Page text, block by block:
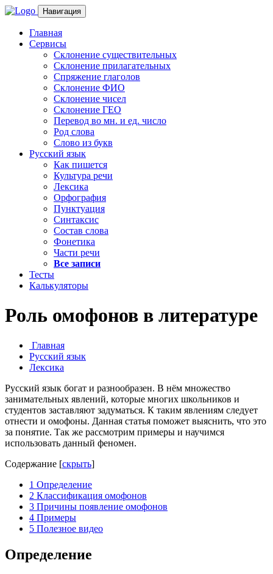
Навигация
Главная
Сервисы
Склонение существительных
Склонение прилагательных
Спряжение глаголов
Склонение ФИО
Склонение чисел
Склонение ГЕО
Перевод во мн. и ед. число
Род слова
Слово из букв
Русский язык
Как пишется
Культура речи
Лексика
Орфография
Пунктуация
Синтаксис
Состав слова
Фонетика
Части речи
Все записи
Тесты
Калькуляторы
Роль омофонов в литературе
Главная
Русский язык
Лексика
Русский язык богат и разнообразен. В нём множество
занимательных явлений, которые многих школьников и
студентов заставляют задуматься. К таким явлениям следует
отнести и омофоны. Данная статья поможет выяснить, что это
за понятие. Так же рассмотрим примеры и научимся
использовать данный феномен.
Содержание [скрыть]
1 Определение
2 Классификация омофонов
3 Причины появление омофонов
4 Примеры
5 Полезное видео
Определение